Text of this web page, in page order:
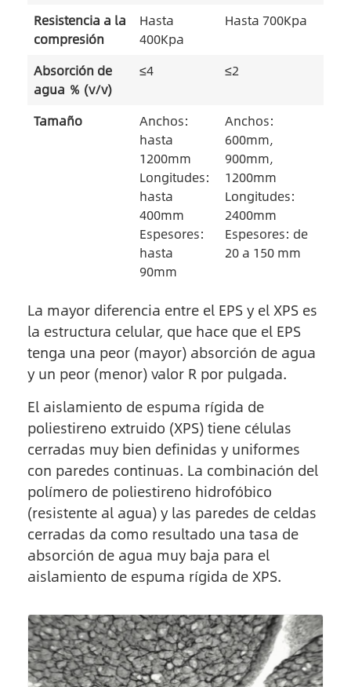
Resistencia a la
compresión
Hasta
400Kpa
Hasta 700Kpa
Absorción de
agua ％ (v/v)
≤4 ≤2
Tamaño
Anchos:
hasta
1200mm
Longitudes:
hasta
400mm
Espesores:
hasta
90mm
Anchos:
600mm,
900mm,
1200mm
Longitudes:
2400mm
Espesores: de
20 a 150 mm
La mayor diferencia entre el EPS y el XPS es
la estructura celular, que hace que el EPS
tenga una peor (mayor) absorción de agua
y un peor (menor) valor R por pulgada.
El aislamiento de espuma rígida de
poliestireno extruido (XPS) tiene células
cerradas muy bien definidas y uniformes
con paredes continuas. La combinación del
polímero de poliestireno hidrofóbico
(resistente al agua) y las paredes de celdas
cerradas da como resultado una tasa de
absorción de agua muy baja para el
aislamiento de espuma rígida de XPS.